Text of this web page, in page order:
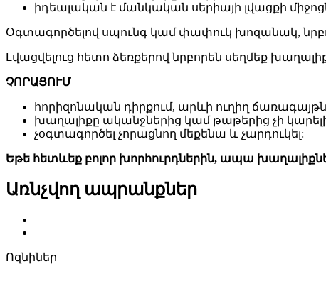
իդեալական է մանկական սերիայի լվացքի
Օգտագործելով սպունգ կամ փափուկ խոզանակ,
Լվացվելուց հետո ձեռքերով նրբորեն սեղմեք
ՉՈՐԱՑՈՒՄ
հորիզոնական դիրքում, արևի ուղիղ
խաղալիքը ականջներից կամ թաթերից չի
չօգտագործել չորացնող մեքենա և չարդուկել:
Եթե ​​հետևեք բոլոր խորհուրդներին, ապա
Առնչվող ապրանքներ
Ոզնիներ